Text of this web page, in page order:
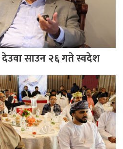
देउवा साउन २६ गते स्वदेश